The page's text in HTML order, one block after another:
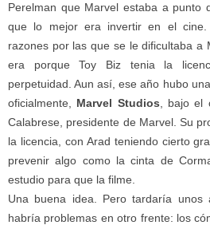
Perelman que Marvel estaba a punto
que lo mejor era invertir en el cine.
razones por las que se le dificultaba a
era porque Toy Biz tenia la
perpetuidad . Aun así, ese año hubo
oficialmente, Marvel Studios , bajo el
Calabrese, presidente de Marvel. Su
la licencia, con Arad teniendo cierto
prevenir algo como la cinta de
estudio para que la filme.
Una buena idea. Pero tardaría unos
habría problemas en otro frente: los